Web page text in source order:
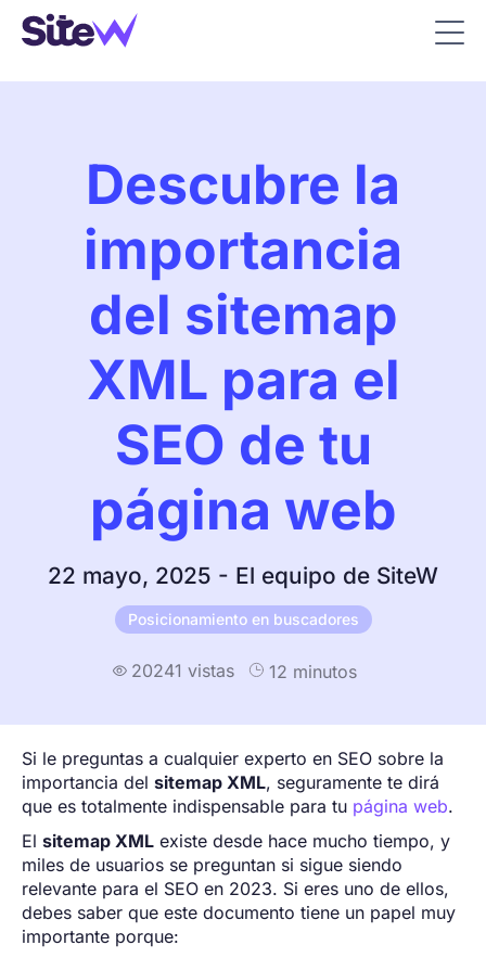
Descubre la
importancia
del sitemap
XML para el
SEO de tu
página web
22 mayo, 2025 - El equipo de SiteW
Posicionamiento en buscadores
 20241 vistas 12 minutos
Si le preguntas a cualquier experto en SEO sobre la
importancia del sitemap XML, seguramente te dirá
que es totalmente indispensable para tu página web.
El sitemap XML existe desde hace mucho tiempo, y
miles de usuarios se preguntan si sigue siendo
relevante para el SEO en 2023. Si eres uno de ellos,
debes saber que este documento tiene un papel muy
importante porque: